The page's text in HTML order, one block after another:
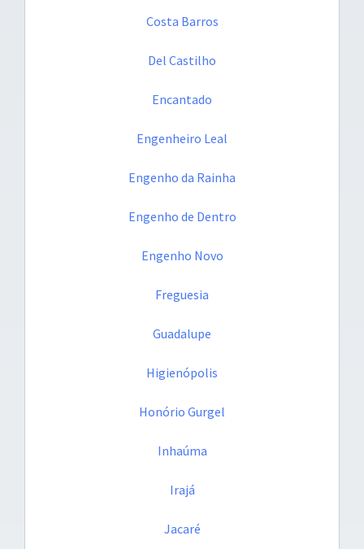
Costa Barros
Del Castilho
Encantado
Engenheiro Leal
Engenho da Rainha
Engenho de Dentro
Engenho Novo
Freguesia
Guadalupe
Higienópolis
Honório Gurgel
Inhaúma
Irajá
Jacaré